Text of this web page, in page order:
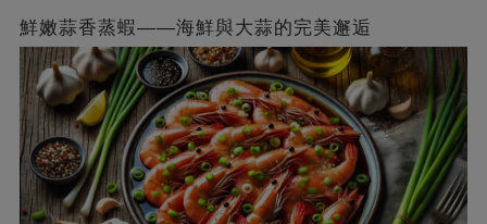
鮮嫩蒜香蒸蝦——海鮮與大蒜的完美邂逅